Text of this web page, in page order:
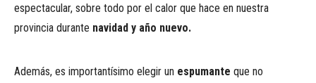
espectacular, sobre todo por el calor que hace en nuestra
provincia durante navidad y año nuevo.
Además, es importantísimo elegir un espumante que no